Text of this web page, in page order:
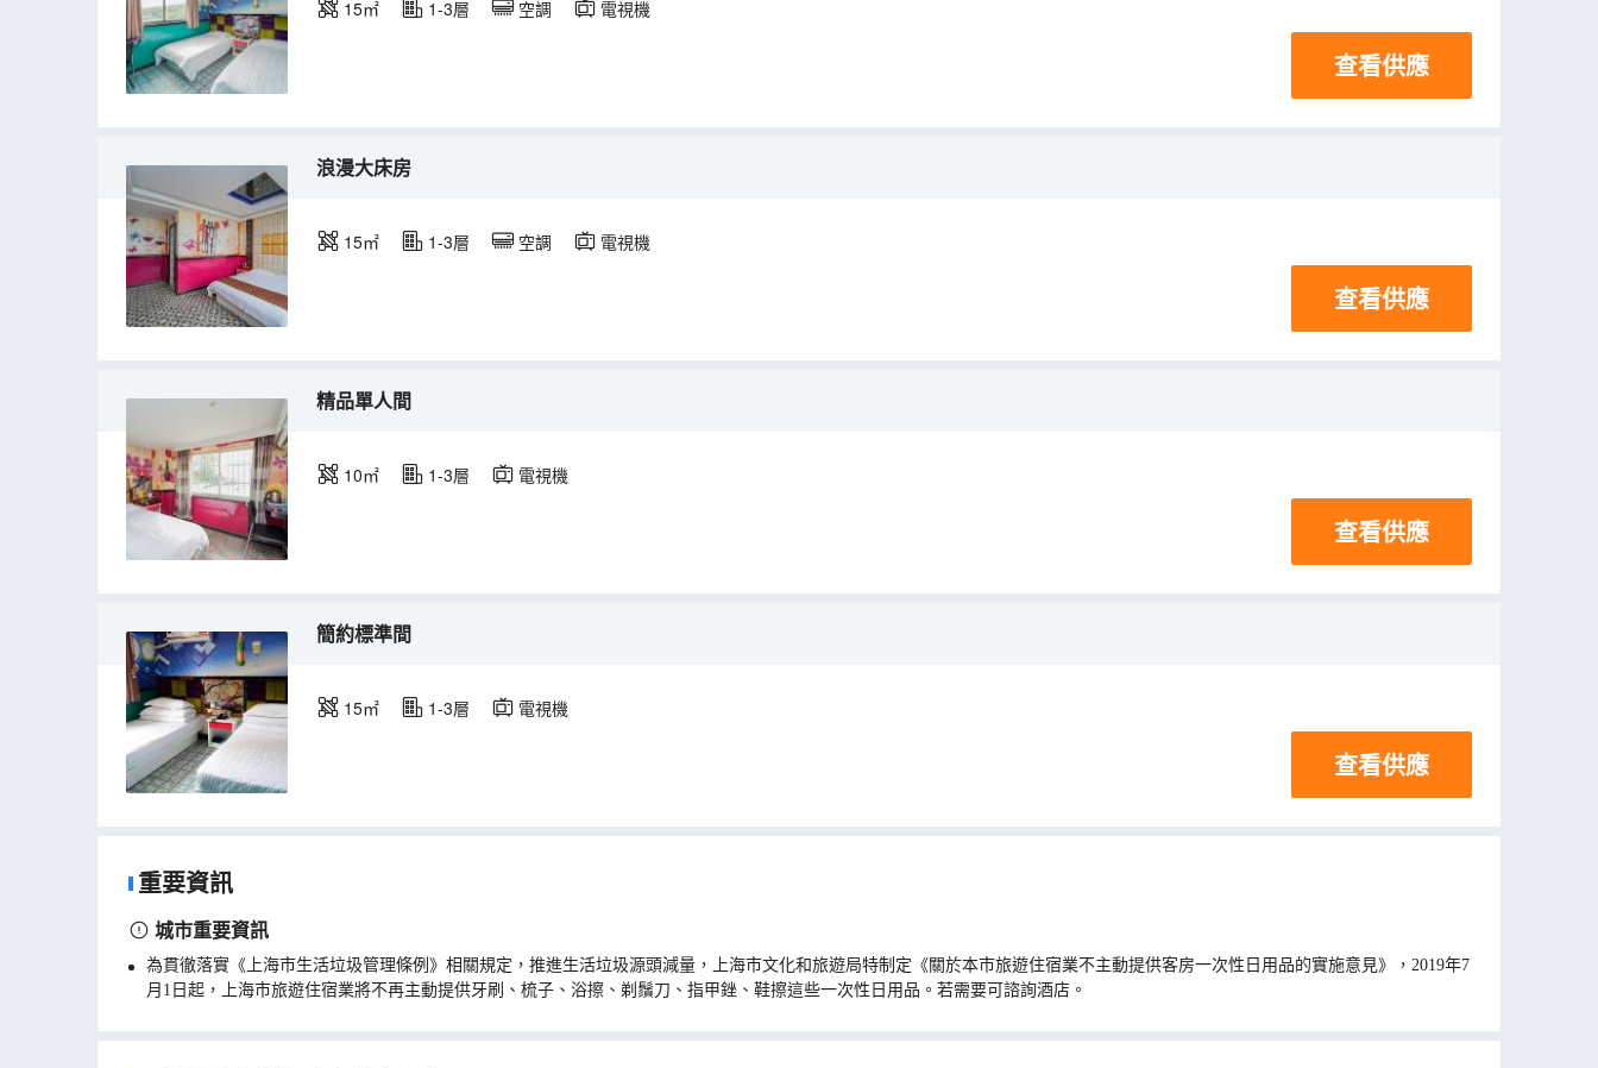
15㎡ 1-3層 空調 電視機
查看供應
浪漫大床房
15㎡ 1-3層 空調 電視機
查看供應
精品單人間
10㎡ 1-3層 電視機
查看供應
簡約標準間
15㎡ 1-3層 電視機
查看供應
重要資訊
城市重要資訊
為貫徹落實《上海市生活垃圾管理條例》相關規定，推進生活垃圾源頭減量，上海市文化和旅遊局特制定《關於本市旅遊住宿業不主動提供客房一次性日用品的實施意見》，2019年7
月1日起，上海市旅遊住宿業將不再主動提供牙刷、梳子、浴擦、剃鬚刀、指甲銼、鞋擦這些一次性日用品。若需要可諮詢酒店。